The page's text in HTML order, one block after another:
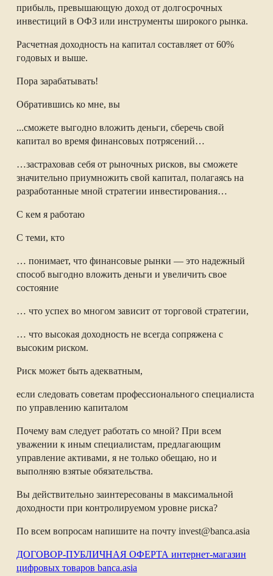
прибыль, превышающую доход от долгосрочных
инвестиций в ОФЗ или инструменты широкого рынка.
Расчетная доходность на капитал составляет от 60%
годовых и выше.
Пора зарабатывать!
Обратившись ко мне, вы
...сможете выгодно вложить деньги, сберечь свой
капитал во время финансовых потрясений…
…застраховав себя от рыночных рисков, вы сможете
значительно приумножить свой капитал, полагаясь на
разработанные мной стратегии инвестирования…
С кем я работаю
С теми, кто
… понимает, что финансовые рынки — это надежный
способ выгодно вложить деньги и увеличить свое
состояние
… что успех во многом зависит от торговой стратегии,
… что высокая доходность не всегда сопряжена с
высоким риском.
Риск может быть адекватным,
если следовать советам профессионального специалиста
по управлению капиталом
Почему вам следует работать со мной? При всем
уважении к иным специалистам, предлагающим
управление активами, я не только обещаю, но и
выполняю взятые обязательства.
Вы действительно заинтересованы в максимальной
доходности при контролируемом уровне риска?
По всем вопросам напишите на почту invest@banca.asia
ДОГОВОР-ПУБЛИЧНАЯ ОФЕРТА интернет-магазин
цифровых товаров banca.asia